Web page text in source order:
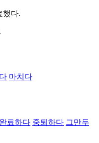
했다.
마치다
료하다 중퇴하다 그만두